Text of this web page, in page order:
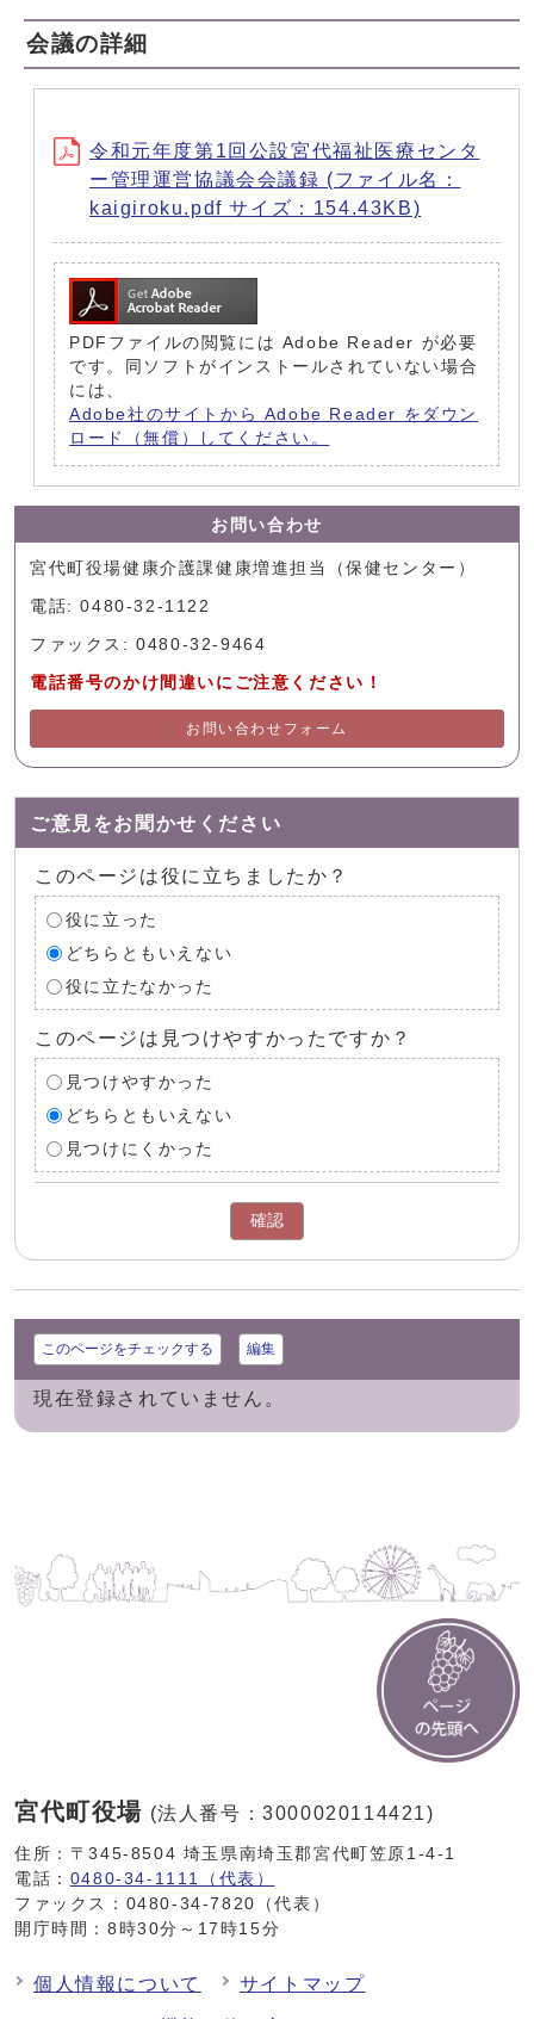
会議の詳細
令和元年度第1回公設宮代福祉医療センタ
ー管理運営協議会会議録 (ファイル名：
kaigiroku.pdf サイズ：154.43KB)
PDFファイルの閲覧には Adobe Reader が必要
です。同ソフトがインストールされていない場合
には、
Adobe社のサイトから Adobe Reader をダウン
ロード（無償）してください。
お問い合わせ
宮代町役場健康介護課健康増進担当（保健センター）
電話: 0480-32-1122
ファックス: 0480-32-9464
電話番号のかけ間違いにご注意ください！
お問い合わせフォーム
ご意見をお聞かせください
このページは役に立ちましたか？
役に立った
どちらともいえない
役に立たなかった
このページは見つけやすかったですか？
見つけやすかった
どちらともいえない
見つけにくかった
確認
このページをチェックする 編集
現在登録されていません。
宮代町役場 (法人番号：3000020114421)
住所：〒345-8504 埼玉県南埼玉郡宮代町笠原1-4-1
電話： 0480-34-1111（代表）
ファックス：0480-34-7820（代表）
開庁時間：8時30分～17時15分
個人情報について サイトマップ